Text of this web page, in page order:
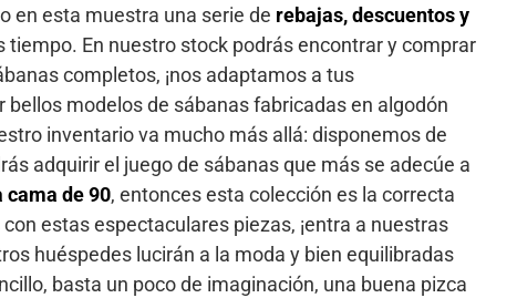
en esta muestra una serie de rebajas, descuentos y
En nuestro stock podrás encontrar y comprar
completos, ¡nos adaptamos a tus
modelos de sábanas fabricadas en algodón
inventario va mucho más allá: disponemos de
adquirir el juego de sábanas que más se adecúe a
cama de 90, entonces esta colección es la correcta
estas espectaculares piezas, ¡entra a nuestras
huéspedes lucirán a la moda y bien equilibradas
basta un poco de imaginación, una buena pizca